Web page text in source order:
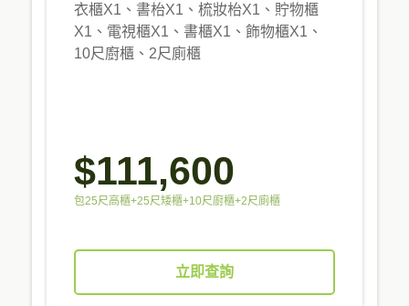
衣櫃X1、書枱X1、梳妝枱X1、貯物櫃
X1、電視櫃X1、書櫃X1、飾物櫃X1、
10尺廚櫃、2尺廁櫃
$111,600
包25尺高櫃+25尺矮櫃+10尺廚櫃+2尺廁櫃
立即查詢